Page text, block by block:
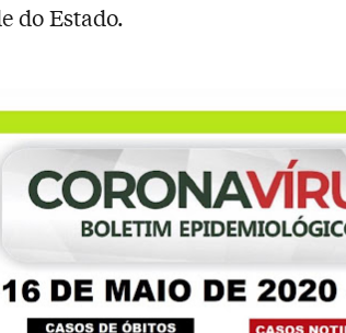
do Estado.